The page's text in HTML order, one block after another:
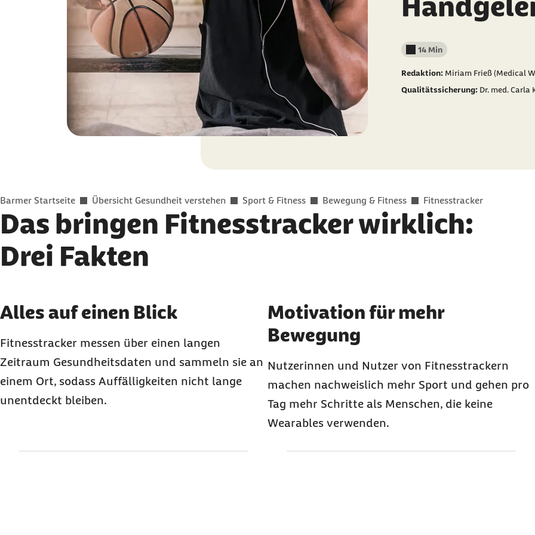
Lesedauer weniger als
14 Min
Redaktion: Miriam Frieß (Medical
Qualitätssicherung: Dr. med.
Sie befinden sich hier:
Barmer Startseite Übersicht Gesundheit verstehen Sport & Fitness Bewegung & Fitness Fitnesstracker
Das bringen Fitnesstracker wirklich:
Drei Fakten
Karussell mit 3 Elementen
Element 1 von 3
Alles auf einen Blick
Fitnesstracker messen über einen langen
Zeitraum Gesundheitsdaten und sammeln sie an
einem Ort, sodass Auffälligkeiten nicht lange
unentdeckt bleiben.
Element 2 von 3
Motivation für mehr
Bewegung
Nutzerinnen und Nutzer von Fitnesstrackern
machen nachweislich mehr Sport und gehen pro
Tag mehr Schritte als Menschen, die keine
Wearables verwenden.